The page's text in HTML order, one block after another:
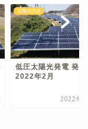
太陽光投資
低圧太陽光発電 発電
2022年2月
2022年3